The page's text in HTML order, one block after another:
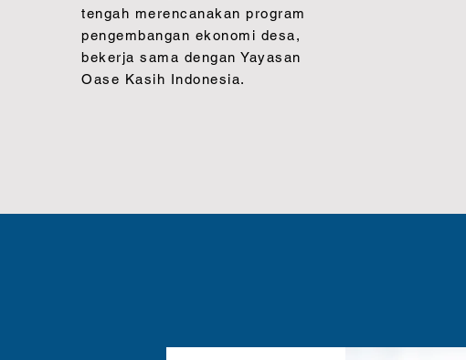
tengah merencanakan program
pengembangan ekonomi desa,
bekerja sama dengan Yayasan
Oase Kasih Indonesia.